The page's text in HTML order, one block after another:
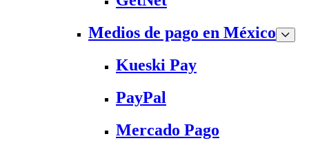
Medios de pago en México
Kueski Pay
PayPal
Mercado Pago